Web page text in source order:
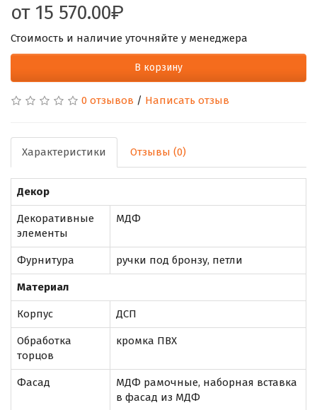
от 15 570.00
Стоимость и наличие уточняйте у менеджера
В корзину
0 отзывов / Написать отзыв
Характеристики Отзывы (0)
Декор
Декоративные
элементы
МДФ
Фурнитура ручки под бронзу, петли
Материал
Корпус ДСП
Обработка
торцов
кромка ПВХ
Фасад
МДФ рамочные, наборная вставка
в фасад из МДФ